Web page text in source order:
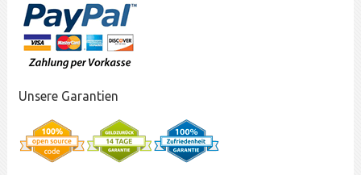
Unsere Garantien